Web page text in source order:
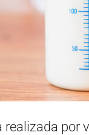
realizada por